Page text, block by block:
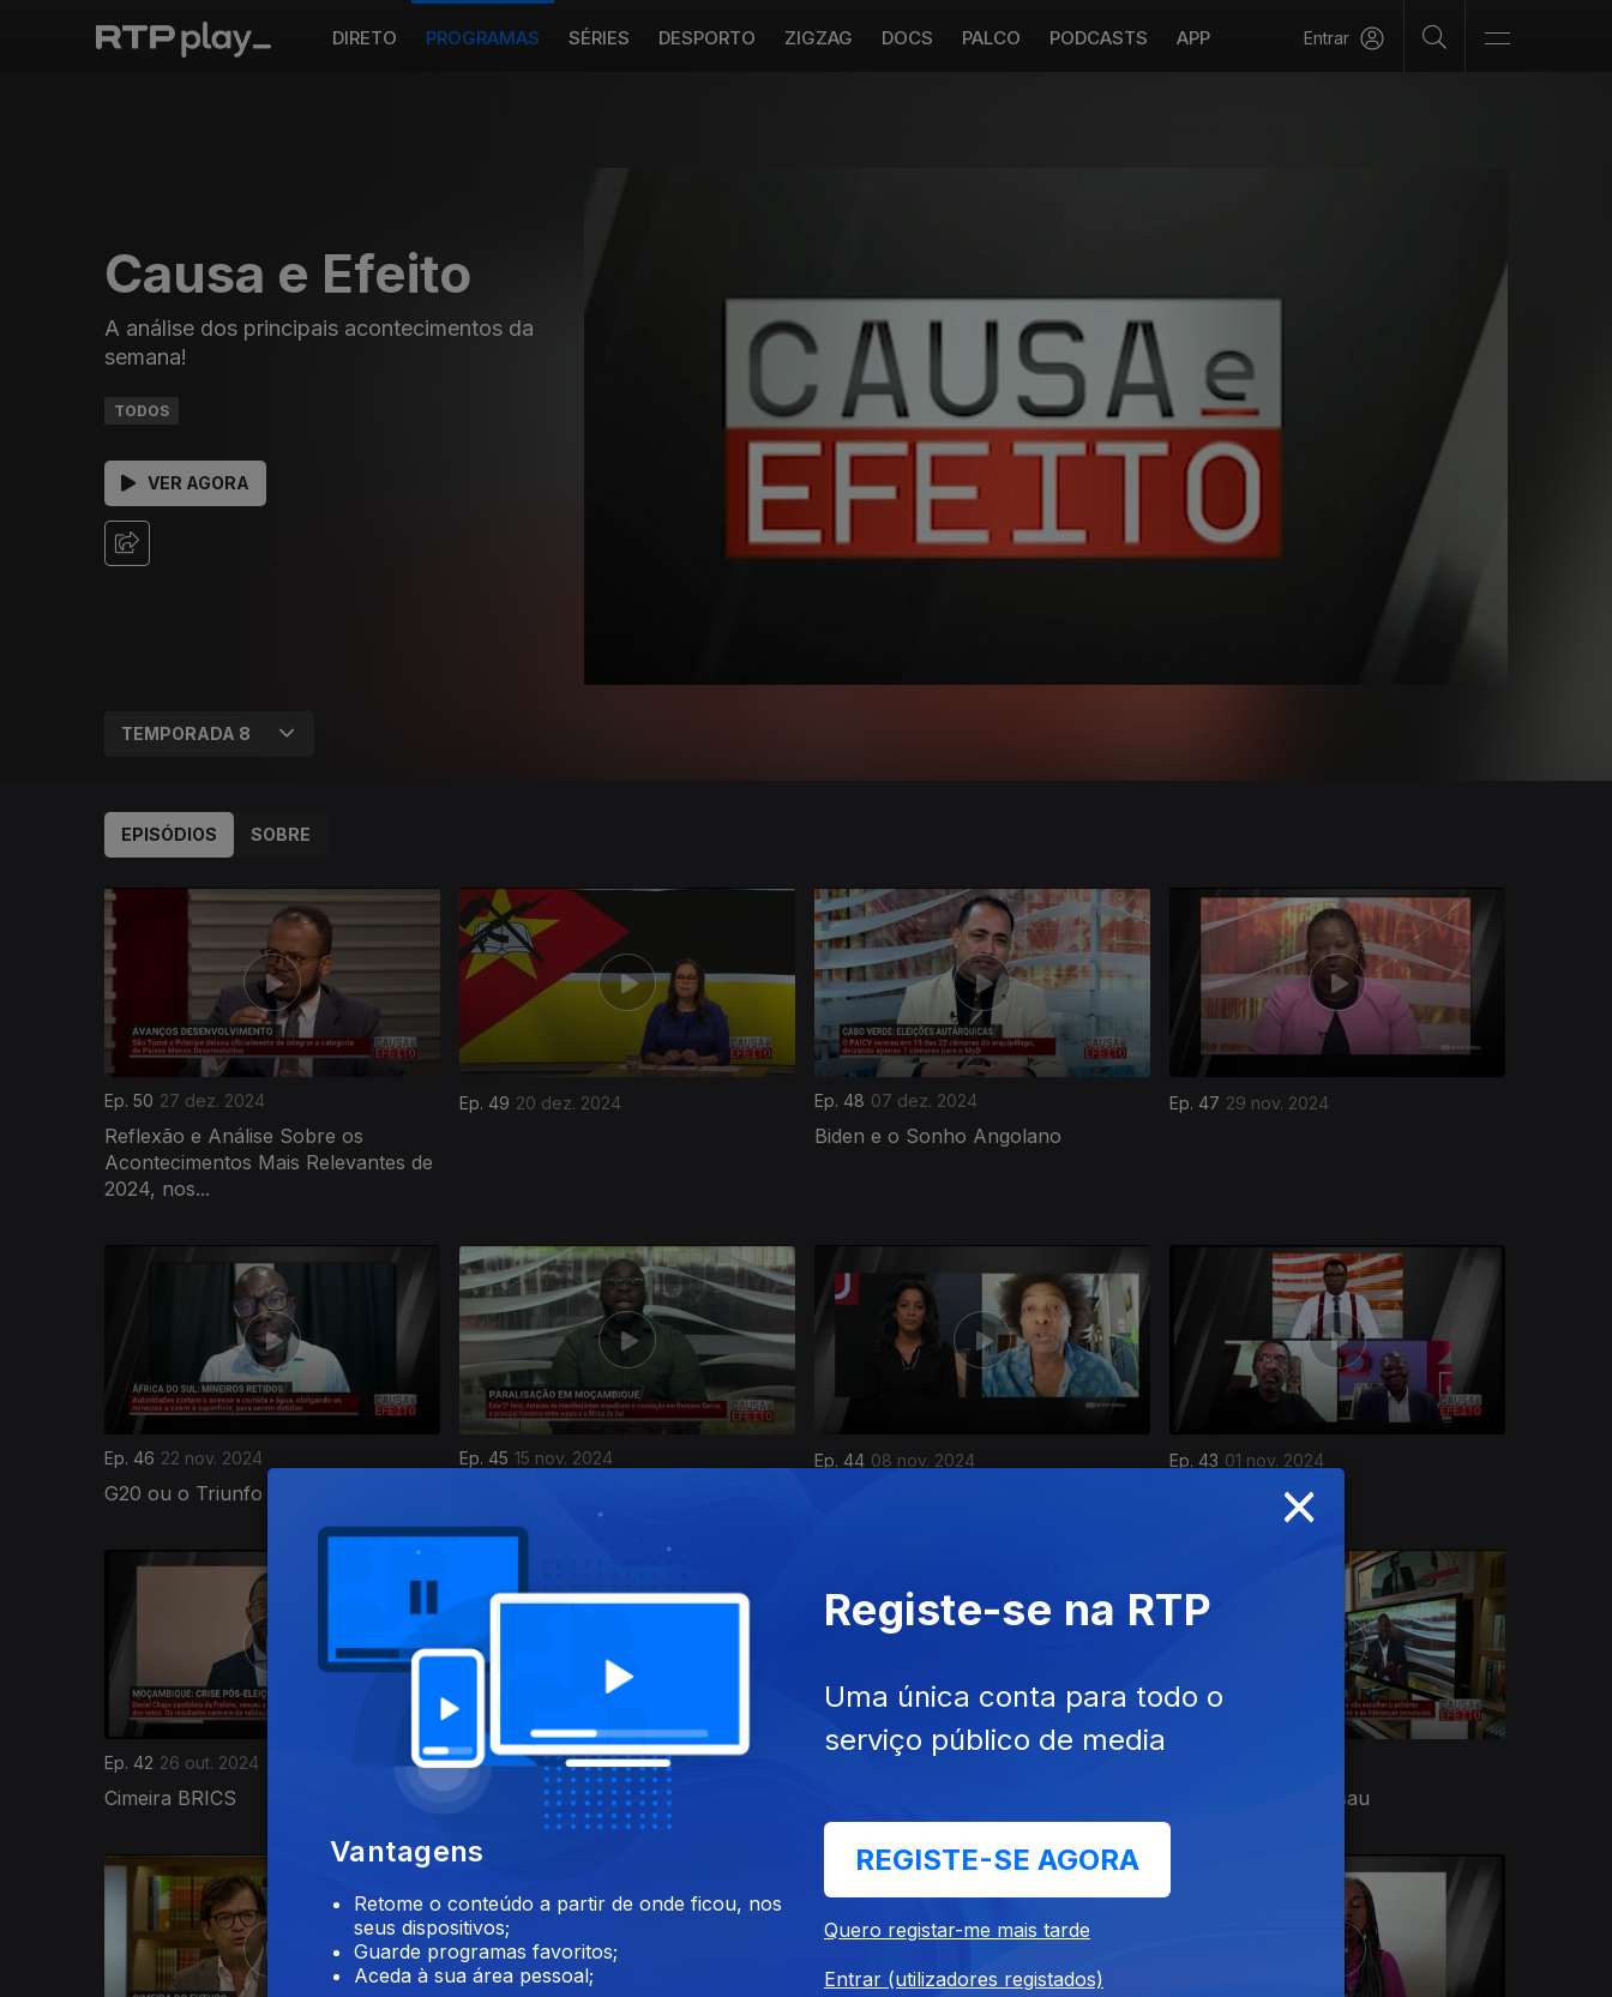
DIRETO PROGRAMAS SÉRIES DESPORTO ZIGZAG DOCS PALCO PODCASTS APP Entrar
Causa e Efeito
A análise dos principais acontecimentos da
semana!
TODOS
VER AGORA
EPISÓDIOS SOBRE
Ep. 50 27 dez. 2024
Reflexão e Análise Sobre os
Acontecimentos Mais Relevantes de
2024, nos...
Ep. 49 20 dez. 2024 Ep. 48 07 dez. 2024
Biden e o Sonho Angolano
Ep. 47 29 nov. 2024
Ep. 46 22 nov. 2024
G20 ou o Triunfo de Lula
Ep. 45 15 nov. 2024 Ep. 44 08 nov. 2024 Ep. 43 01 nov. 2024
Ep. 42 26 out. 2024
Cimeira BRICS
Ep. 41 18 out. 2024
Estado da Nação
11 out. 2024
Crise na Guiné-Bissau
799116
×
Vantagens
Retome o conteúdo a partir de onde ficou, nos
seus dispositivos;
Guarde programas favoritos;
Aceda à sua área pessoal;
Registe-se na RTP
Uma única conta para todo o
serviço público de media
REGISTE-SE AGORA
Quero registar-me mais tarde
Entrar (utilizadores registados)